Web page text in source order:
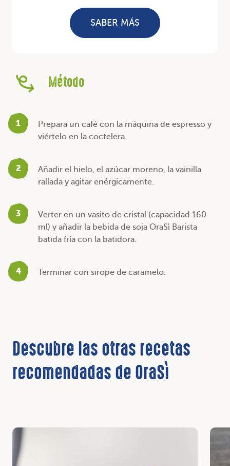
SABER MÁS
Método
1
Prepara un café con la máquina de espresso y
viértelo en la coctelera.
2
Añadir el hielo, el azúcar moreno, la vainilla
rallada y agitar enérgicamente.
3
Verter en un vasito de cristal (capacidad 160
ml) y añadir la bebida de soja OraSì Barista
batida fría con la batidora.
4 Terminar con sirope de caramelo.
Descubre las otras recetas
recomendadas de OraSì
Descubrir